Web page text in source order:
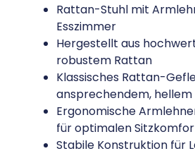
Rattan-Stuhl mit
Esszimmer
Hergestellt aus
robustem Rattan
Klassisches Rattan-
ansprechendem, hellem
Ergonomische
für optimalen
Stabile Konstruktion für